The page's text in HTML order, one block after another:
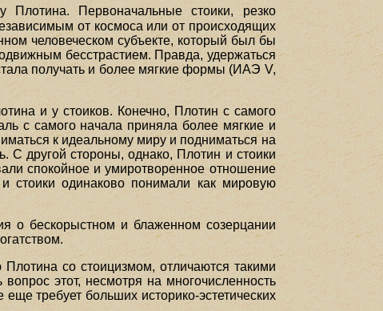
Первоначальные стоики, резко
от космоса или от происходящих
человеческом субъекте, который был бы
бесстрастием. Правда, удержаться
получать и более мягкие формы (ИАЭ V,
и у стоиков. Конечно, Плотин с самого
с самого начала приняла более мягкие и
к идеальному миру и подниматься на
С другой стороны, однако, Плотин и стоики
спокойное и умиротворенное отношение
стоики одинаково понимали как мировую
о бескорыстном и блаженном созерцании
со стоицизмом, отличаются такими
этот, несмотря на многочисленность
требует больших историко-эстетических